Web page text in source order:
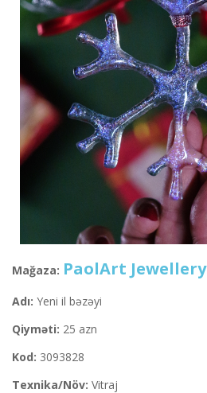
Mağaza: PaolArt Jewellery
Adı: Yeni il bəzəyi
Qiyməti: 25 azn
Kod: 3093828
Texnika/Növ: Vitraj